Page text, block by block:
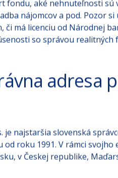
typ realitného fondu ide
alebo je jeho
fondu, aké nehnuteľnosti sú
nájomcov a pod. Pozor
adresa
je najstaršia slovenská
roku 1991. V rámci svojho